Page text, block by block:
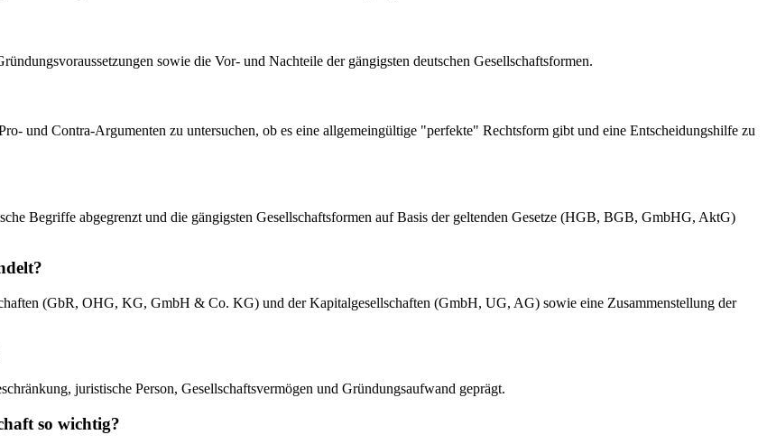
sowie die Vor- und Nachteile der gängigsten deutschen Gesellschaftsformen.
und Contra-Argumenten zu untersuchen, ob es eine allgemeingültige "perfekte" Rechtsform gibt und eine Entscheidungshilfe zu
Begriffe abgegrenzt und die gängigsten Gesellschaftsformen auf Basis der geltenden Gesetze (HGB, BGB, GmbHG, AktG)
(GbR, OHG, KG, GmbH & Co. KG) und der Kapitalgesellschaften (GmbH, UG, AG) sowie eine Zusammenstellung der
juristische Person, Gesellschaftsvermögen und Gründungsaufwand geprägt.
so wichtig?